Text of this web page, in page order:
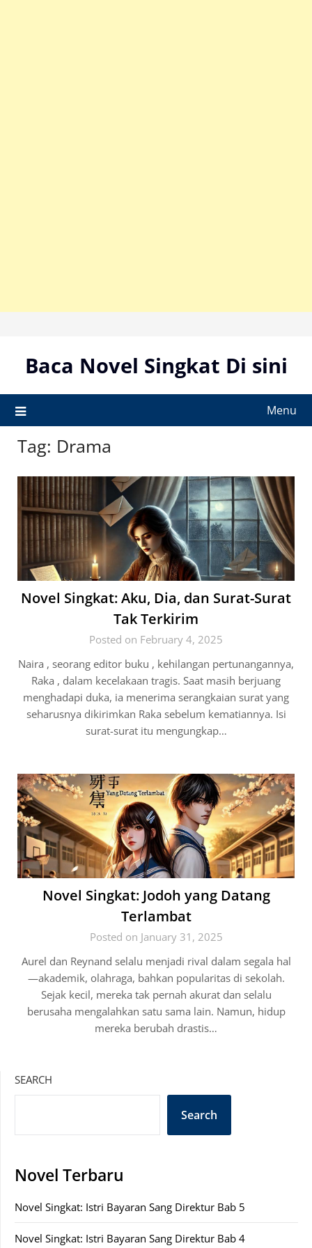
contentBaca Novel Singkat Di sini
Menu
Tag: Drama
Novel Singkat: Aku, Dia, dan Surat-Surat
Tak Terkirim
Posted on February 4, 2025
Naira , seorang editor buku , kehilangan pertunangannya,
Raka , dalam kecelakaan tragis. Saat masih berjuang
menghadapi duka, ia menerima serangkaian surat yang
seharusnya dikirimkan Raka sebelum kematiannya. Isi
surat-surat itu mengungkap…
Novel Singkat: Jodoh yang Datang
Terlambat
Posted on January 31, 2025
Aurel dan Reynand selalu menjadi rival dalam segala hal
—akademik, olahraga, bahkan popularitas di sekolah.
Sejak kecil, mereka tak pernah akurat dan selalu
berusaha mengalahkan satu sama lain. Namun, hidup
mereka berubah drastis…
SEARCH
Search
Novel Terbaru
Novel Singkat: Istri Bayaran Sang Direktur Bab 5
Novel Singkat: Istri Bayaran Sang Direktur Bab 4